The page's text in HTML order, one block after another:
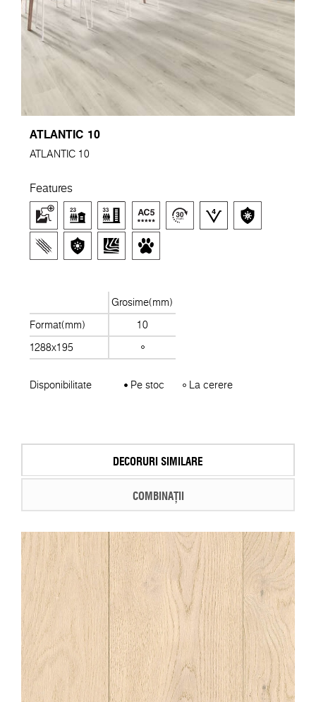
ATLANTIC 10
ATLANTIC 10
Features
Grosime(mm)
Format(mm)
10
1288x195
Disponibilitate Pe stoc La cerere
DECORURI SIMILARE
COMBINAȚII